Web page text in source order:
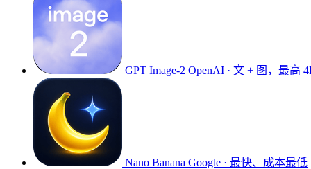
GPT Image-2 OpenAI · 文 + 图，最高
Nano Banana Google · 最快、成本最低